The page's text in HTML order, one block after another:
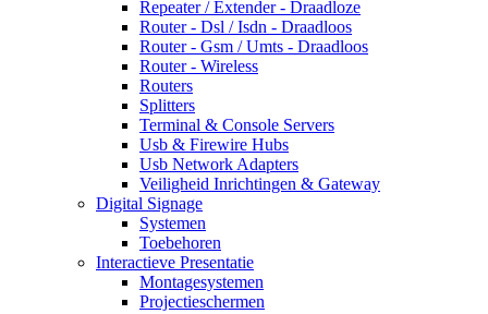
Repeater / Extender - Draadloze
Router - Dsl / Isdn - Draadloos
Router - Gsm / Umts - Draadloos
Router - Wireless
Routers
Splitters
Terminal & Console Servers
Usb & Firewire Hubs
Usb Network Adapters
Veiligheid Inrichtingen & Gateway
Digital Signage
Systemen
Toebehoren
Interactieve Presentatie
Montagesystemen
Projectieschermen